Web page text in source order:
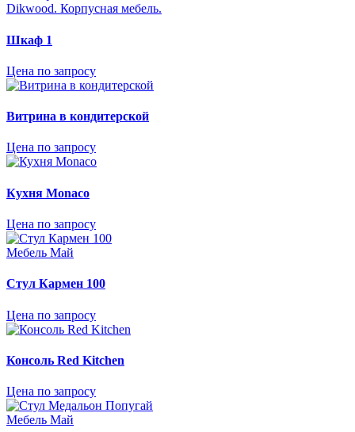
Dikwood. Корпусная мебель.
Шкаф 1
Цена по запросу
Витрина в кондитерской
Цена по запросу
Кухня Monaco
Цена по запросу
Мебель Май
Стул Кармен 100
Цена по запросу
Консоль Red Kitchen
Цена по запросу
Мебель Май